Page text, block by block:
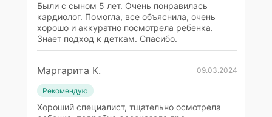
Были с сыном 5 лет. Очень понравилась
кардиолог. Помогла, все объяснила, очень
хорошо и аккуратно посмотрела ребенка.
Знает подход к деткам. Спасибо.
Маргарита К. 09.03.2024
Рекомендую
Хороший специалист, тщательно осмотрела